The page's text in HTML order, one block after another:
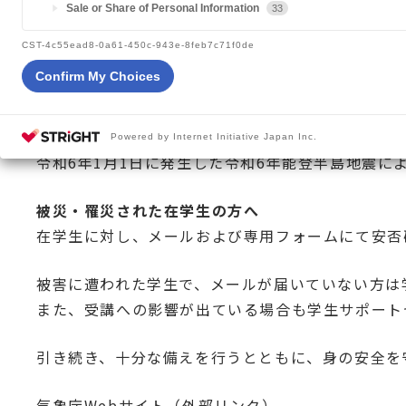
Sale or Share of Personal Information 33
CST-4c55ead8-0a61-450c-943e-8feb7c71f0de
Confirm My Choices
Powered by Internet Initiative Japan Inc.
2024.01.02 重要
令和6年1月1日に発生した令和6年能登半島地震に
被災・罹災された在学生の方へ
在学生に対し、メールおよび専用フォームにて安
被害に遭われた学生で、メールが届いていない方
また、受講への影響が出ている場合も学生サポー
引き続き、十分な備えを行うとともに、身の安全